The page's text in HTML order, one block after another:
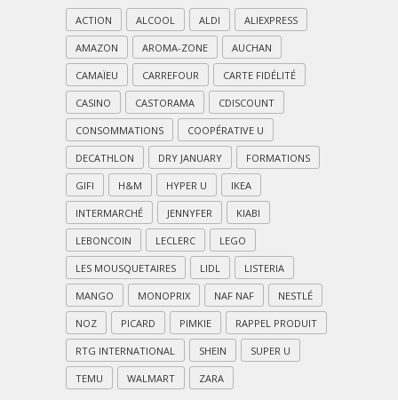
ACTION ALCOOL ALDI ALIEXPRESS
AMAZON AROMA-ZONE AUCHAN
CAMAÏEU CARREFOUR CARTE FIDÉLITÉ
CASINO CASTORAMA CDISCOUNT
CONSOMMATIONS COOPÉRATIVE U
DECATHLON DRY JANUARY FORMATIONS
GIFI H&M HYPER U IKEA
INTERMARCHÉ JENNYFER KIABI
LEBONCOIN LECLERC LEGO
LES MOUSQUETAIRES LIDL LISTERIA
MANGO MONOPRIX NAF NAF NESTLÉ
NOZ PICARD PIMKIE RAPPEL PRODUIT
RTG INTERNATIONAL SHEIN SUPER U
TEMU WALMART ZARA